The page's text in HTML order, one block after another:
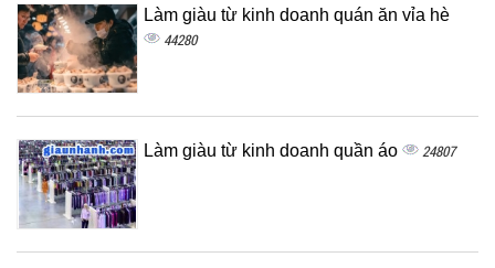
Làm giàu từ kinh doanh quán ăn vỉa hè
44280
Làm giàu từ kinh doanh quần áo 24807